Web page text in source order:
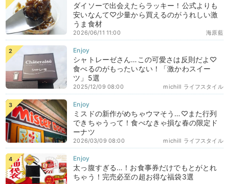
ダイソーで出会えたらラッキー！公式よりも
安いなんて♡少量から買えるのがうれしい激
うま食材
海原藍
2026/06/11 11:00
シャトレーゼさん…この可愛さは反則だよ♡
食べるのがもったいない！「激かわスイー
ツ」5選
michill ライフスタイル
2025/12/09 08:00
ミスドの新作がめちゃウマそう…♡また行列
できちゃうって！食べなきゃ損な春の限定ド
ーナツ
michill ライフスタイル
2026/03/09 08:00
太っ腹すぎる…！お食事券だけでもとがとれ
ちゃう！完売必至の超お得な福袋3選